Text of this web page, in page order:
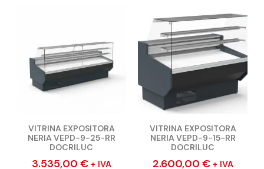
VITRINA EXPOSITORA
NERIA VEPD-9-25-RR
DOCRILUC
3.535,00 € + IVA
VITRINA EXPOSITORA
NERIA VEPD-9-15-RR
DOCRILUC
2.600,00 € + IVA